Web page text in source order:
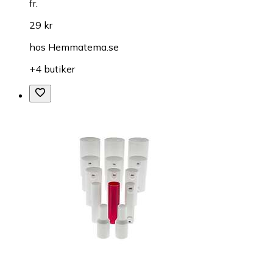
fr.
29 kr
hos Hemmatema.se
+4 butiker